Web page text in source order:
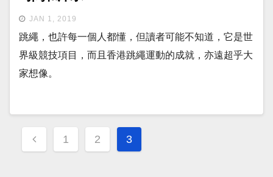
JAN 1, 2019
跳繩，也許每一個人都懂，但讀者可能不知道，它是世
界級競技項目，而且香港跳繩運動的成就，亦遠超乎大
家想像。
Posts
navigation
1 2 3